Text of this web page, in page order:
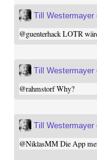
Till Westermayer
@guenterhackLOTR
Till Westermayer
@rahmstorfWhy?
Till Westermayer
@NiklasMMDie App